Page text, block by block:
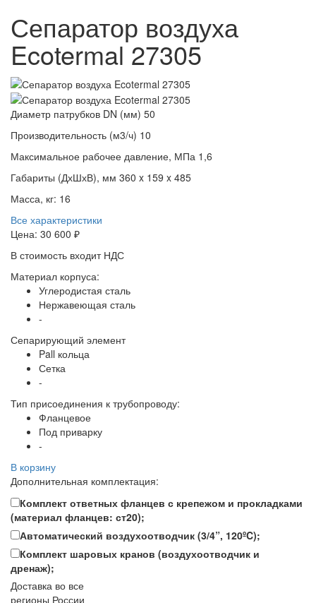
Сепаратор воздуха
Ecotermal 27305
Диаметр патрубков DN (мм) 50
Производительность (м3/ч) 10
Максимальное рабочее давление, МПа 1,6
Габариты (ДхШхВ), мм 360 x 159 x 485
Масса, кг: 16
Все характеристики
Цена: 30 600 ₽
В стоимость входит НДС
Материал корпуса:
Углеродистая сталь
Нержавеющая сталь
-
Сепарирующий элемент
Pall кольца
Сетка
-
Тип присоединения к трубопроводу:
Фланцевое
Под приварку
-
В корзину
Дополнительная комплектация:
Комплект ответных фланцев с крепежом и прокладками
(материал фланцев: ст20);
Автоматический воздухоотводчик (3/4”, 120ºC);
Комплект шаровых кранов (воздухоотводчик и
дренаж);
Доставка во все
регионы России